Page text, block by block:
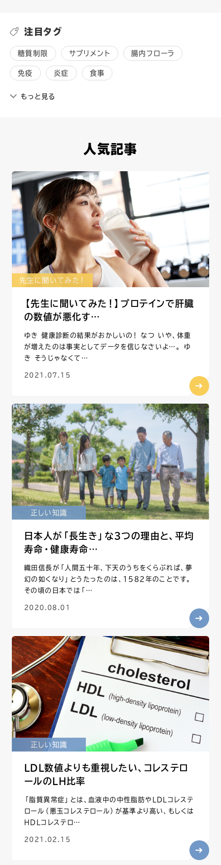
注目タグ
糖質制限 サプリメント 腸内フローラ
免疫 炎症 食事
もっと見る
人気記事
先生に聞いてみた！
【先生に聞いてみた！】プロテインで肝臓
の数値が悪化す…
ゆき 健康診断の結果がおかしいの！ なつ いや、体重
が増えたのは事実としてデータを信じなさいよ…。 ゆ
き そうじゃなくて…
2021.07.15
正しい知識
日本人が「長生き」な3つの理由と、平均
寿命・健康寿命…
織田信長が「人間五十年、下天のうちをくらぶれば、夢
幻の如くなり」とうたったのは、1582年のことです。
その頃の日本では「…
2020.08.01
正しい知識
LDL数値よりも重視したい、コレステロ
ールのLH比率
「脂質異常症」とは、血液中の中性脂肪やLDLコレステ
ロール（悪玉コレステロール）が基準より高い、もしくは
HDLコレステロ…
2021.02.15